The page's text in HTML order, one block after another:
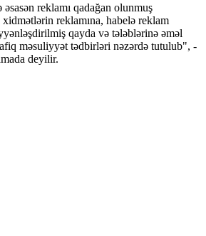
reklamı qadağan olunmuş
xidmətlərin reklamına, habelə reklam
qayda və tələblərinə əməl
məsuliyyət tədbirləri nəzərdə tutulub", -
deyilir.